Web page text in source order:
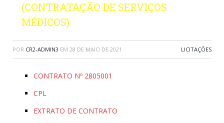
(CONTRATAÇÃO DE SERVIÇOS
MÉDICOS)
POR CR2-ADMIN3 EM 28 DE MAIO DE 2021 LICITAÇÕES
CONTRATO Nº 2805001
CPL
EXTRATO DE CONTRATO